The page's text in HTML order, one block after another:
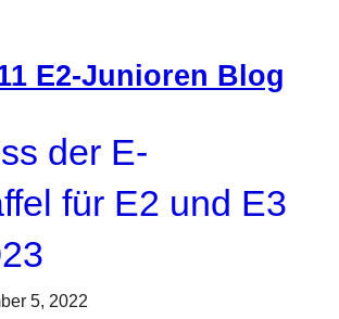
E2-Junioren Blog
der E-
für E2 und E3
5, 2022